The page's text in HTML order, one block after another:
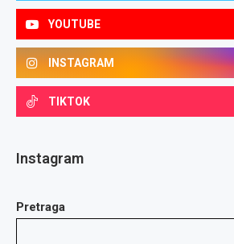
YOUTUBE
INSTAGRAM
TIKTOK
Instagram
Pretraga